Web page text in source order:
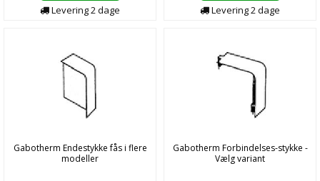
Levering2dage
Levering2dage
Gabotherm Endestykke fås i flere
modeller
Gabotherm Forbindelses-stykke -
Vælg variant